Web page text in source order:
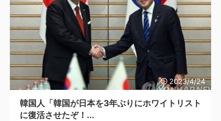
2023/4/24
韓国人「韓国が日本を3年ぶりにホワイトリスト
に復活させたぞ！...